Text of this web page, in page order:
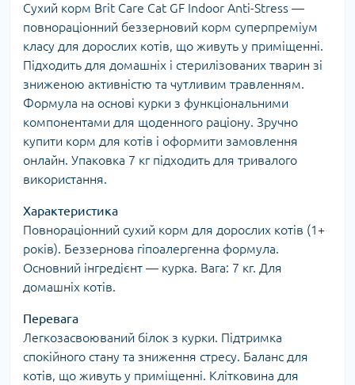
Сухий корм Brit Care Cat GF Indoor Anti-Stress —
повнораціонний беззерновий корм суперпреміум
класу для дорослих котів, що живуть у приміщенні.
Підходить для домашніх і стерилізованих тварин зі
зниженою активністю та чутливим травленням.
Формула на основі курки з функціональними
компонентами для щоденного раціону. Зручно
купити корм для котів і оформити замовлення
онлайн. Упаковка 7 кг підходить для тривалого
використання.
Характеристика
Повнораціонний сухий корм для дорослих котів (1+
років). Беззернова гіпоалергенна формула.
Основний інгредієнт — курка. Вага: 7 кг. Для
домашніх котів.
Перевага
Легкозасвоюваний білок з курки. Підтримка
спокійного стану та зниження стресу. Баланс для
котів, що живуть у приміщенні. Клітковина для